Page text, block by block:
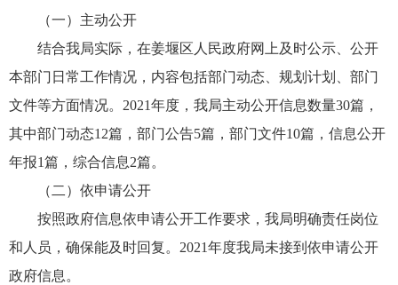
（一）主动公开
结合我局实际，在姜堰区人民政府网上及时公示、公开
本部门日常工作情况，内容包括部门动态、规划计划、部门
文件等方面情况。2021年度，我局主动公开信息数量30篇，
其中部门动态12篇，部门公告5篇，部门文件10篇，信息公开
年报1篇，综合信息2篇。
（二）依申请公开
按照政府信息依申请公开工作要求，我局明确责任岗位
和人员，确保能及时回复。2021年度我局未接到依申请公开
政府信息。